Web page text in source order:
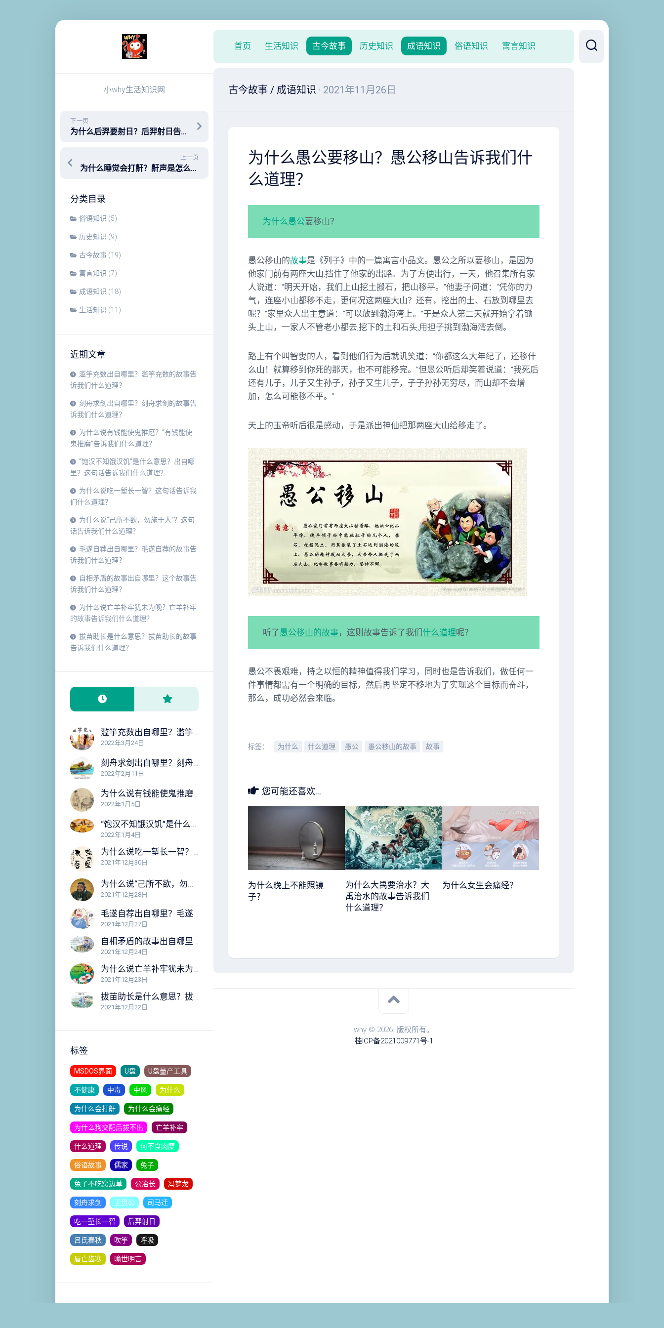
小why生活知识网
下一页
为什么后羿要射日？后羿射日告诉我们什么道理？
上一页
为什么睡觉会打鼾？鼾声是怎么发出来的？
分类目录
俗语知识 (5)
历史知识 (9)
古今故事 (19)
寓言知识 (7)
成语知识 (18)
生活知识 (11)
近期文章
滥竽充数出自哪里？滥竽充数的故事告
诉我们什么道理？
刻舟求剑出自哪里？刻舟求剑的故事告
诉我们什么道理？
为什么说有钱能使鬼推磨？“有钱能使
鬼推磨”告诉我们什么道理？
“饱汉不知饿汉饥”是什么意思？出自哪
里？这句话告诉我们什么道理？
为什么说吃一堑长一智？这句话告诉我
们什么道理？
为什么说“己所不欲，勿施于人”？这句
话告诉我们什么道理？
毛遂自荐出自哪里？毛遂自荐的故事告
诉我们什么道理？
自相矛盾的故事出自哪里？这个故事告
诉我们什么道理？
为什么说亡羊补牢犹未为晚？亡羊补牢
的故事告诉我们什么道理？
拔苗助长是什么意思？拔苗助长的故事
告诉我们什么道理？
滥竽充数出自哪里？滥竽充数的故事告诉我们什么道理？
2022年3月24日
刻舟求剑出自哪里？刻舟求剑的故事告诉我们什么道理？
2022年2月11日
为什么说有钱能使鬼推磨？“有钱能使鬼推磨”告诉我们什么道理？
2022年1月5日
“饱汉不知饿汉饥”是什么意思？出自哪里？这句话告诉我们什么道理？
2022年1月4日
为什么说吃一堑长一智？这句话告诉我们什么道理？
2021年12月30日
2021年12月28日
毛遂自荐出自哪里？毛遂自荐的故事告诉我们什么道理？
2021年12月27日
自相矛盾的故事出自哪里？这个故事告诉我们什么道理？
2021年12月24日
为什么说亡羊补牢犹未为晚？亡羊补牢的故事告诉我们什么道理？
2021年12月23日
拔苗助长是什么意思？拔苗助长的故事告诉我们什么道理？
2021年12月22日
标签
MSDOS界面 U盘 U盘量产工具
不健康 中毒 中风 为什么
为什么会打鼾 为什么会痛经
为什么狗交配后拔不出 亡羊补牢
什么道理 传说 何不食肉糜
俗语故事 儒家 兔子
兔子不吃窝边草 公冶长 冯梦龙
刻舟求剑 卫灵公 司马迁
吃一堑长一智 后羿射日
吕氏春秋 吹竽 呼吸
唇亡齿寒 喻世明言
首页 生活知识 古今故事 历史知识 成语知识 俗语知识 寓言知识
古今故事 / 成语知识 · 2021年11月26日
为什么愚公要移山？愚公移山告诉我们什
么道理？
为什么愚公要移山？
愚公移山的故事是《列子》中的一篇寓言小品文。愚公之所以要移山，是因为
他家门前有两座大山,挡住了他家的出路。为了方便出行，一天，他召集所有家
人说道：“明天开始，我们上山挖土搬石，把山移平。”他妻子问道：“凭你的力
气，连座小山都移不走，更何况这两座大山？还有，挖出的土、石放到哪里去
呢？”家里众人出主意道：“可以放到渤海湾上。”于是众人第二天就开始拿着锄
头上山，一家人不管老小都去,挖下的土和石头,用担子挑到渤海湾去倒。
路上有个叫智叟的人，看到他们行为后就讥笑道：“你都这么大年纪了，还移什
么山！就算移到你死的那天，也不可能移完。”但愚公听后却笑着说道：“我死后
还有儿子，儿子又生孙子，孙子又生儿子，子子孙孙无穷尽，而山却不会增
加，怎么可能移不平。”
天上的玉帝听后很是感动，于是派出神仙把那两座大山给移走了。
听了愚公移山的故事，这则故事告诉了我们 什么道理呢？
愚公不畏艰难，持之以恒的精神值得我们学习，同时也是告诉我们，做任何一
件事情都需有一个明确的目标，然后再坚定不移地为了实现这个目标而奋斗，
那么，成功必然会来临。
标签： 为什么 什么道理 愚公 愚公移山的故事 故事
您可能还喜欢...
为什么晚上不能照镜
子？
为什么大禹要治水？大
禹治水的故事告诉我们
什么道理？
为什么女生会痛经？
why © 2026. 版权所有。
桂ICP备2021009771号-1